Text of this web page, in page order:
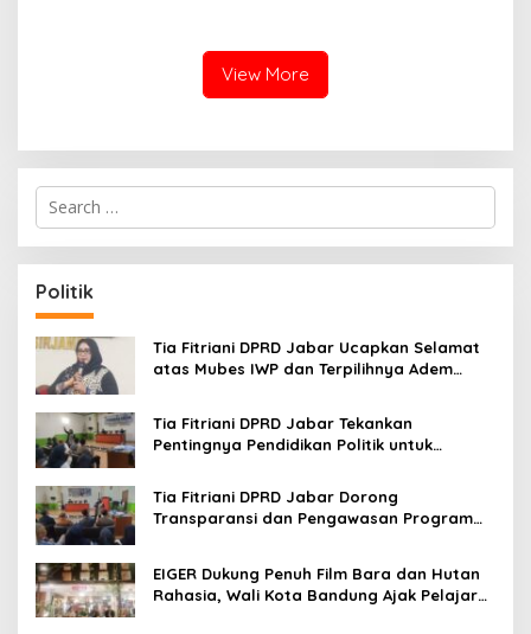
View More
S
r
c
h
f
o
:
Politik
Tia Fitriani DPRD Jabar Ucapkan Selamat
atas Mubes IWP dan Terpilihnya Adem
Tia Fitriani DPRD Jabar Tekankan
Pentingnya Pendidikan Politik untuk
Tia Fitriani DPRD Jabar Dorong
Transparansi dan Pengawasan Program
EIGER Dukung Penuh Film Bara dan Hutan
Rahasia, Wali Kota Bandung Ajak Pelajar